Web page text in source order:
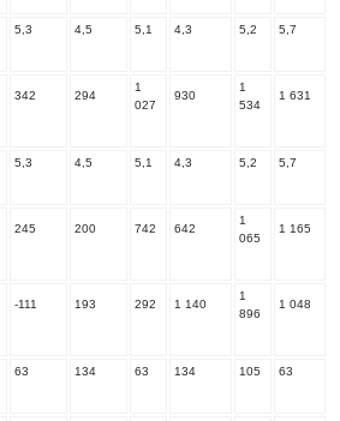
5,3 4,5 5,1 4,3 5,2 5,7
342 294
1
027
930
1
534
1 631
5,3 4,5 5,1 4,3 5,2 5,7
245 200 742 642
1
065
1 165
-111 193 292 1 140
1
896
1 048
63 134 63 134 105 63